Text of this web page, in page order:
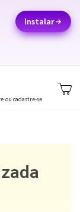
Instalar
ou cadastre-se